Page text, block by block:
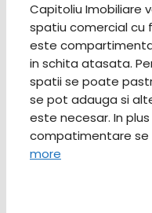
Capitoliu Imobiliare
spatiu comercial cu
este
in schita atasata.
spatii se poate
se pot adauga si
este necesar. In
compatimentare
more